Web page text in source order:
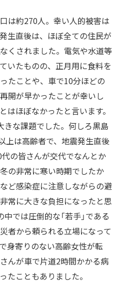
は約270人。幸い人的被害は
生直後は、ほぼ全ての住民が
くされました。電気や水道等
いたものの、正月用に食料を
たことや、車で10分ほどの
開が早かったことが幸いし
はほぼなかったと言います。
きな課題でした。何しろ黒島
上は高齢者で、地震発生直後
の皆さんが交代でなんとか
の非常に寒い時期でしたか
ど感染症に注意しながらの避
常に大きな負担になったと思
では圧倒的な「若手」である
者から頼られる立場になって
身寄りのない高齢女性が転
んが車で片道2時間かかる病
たこともありました。